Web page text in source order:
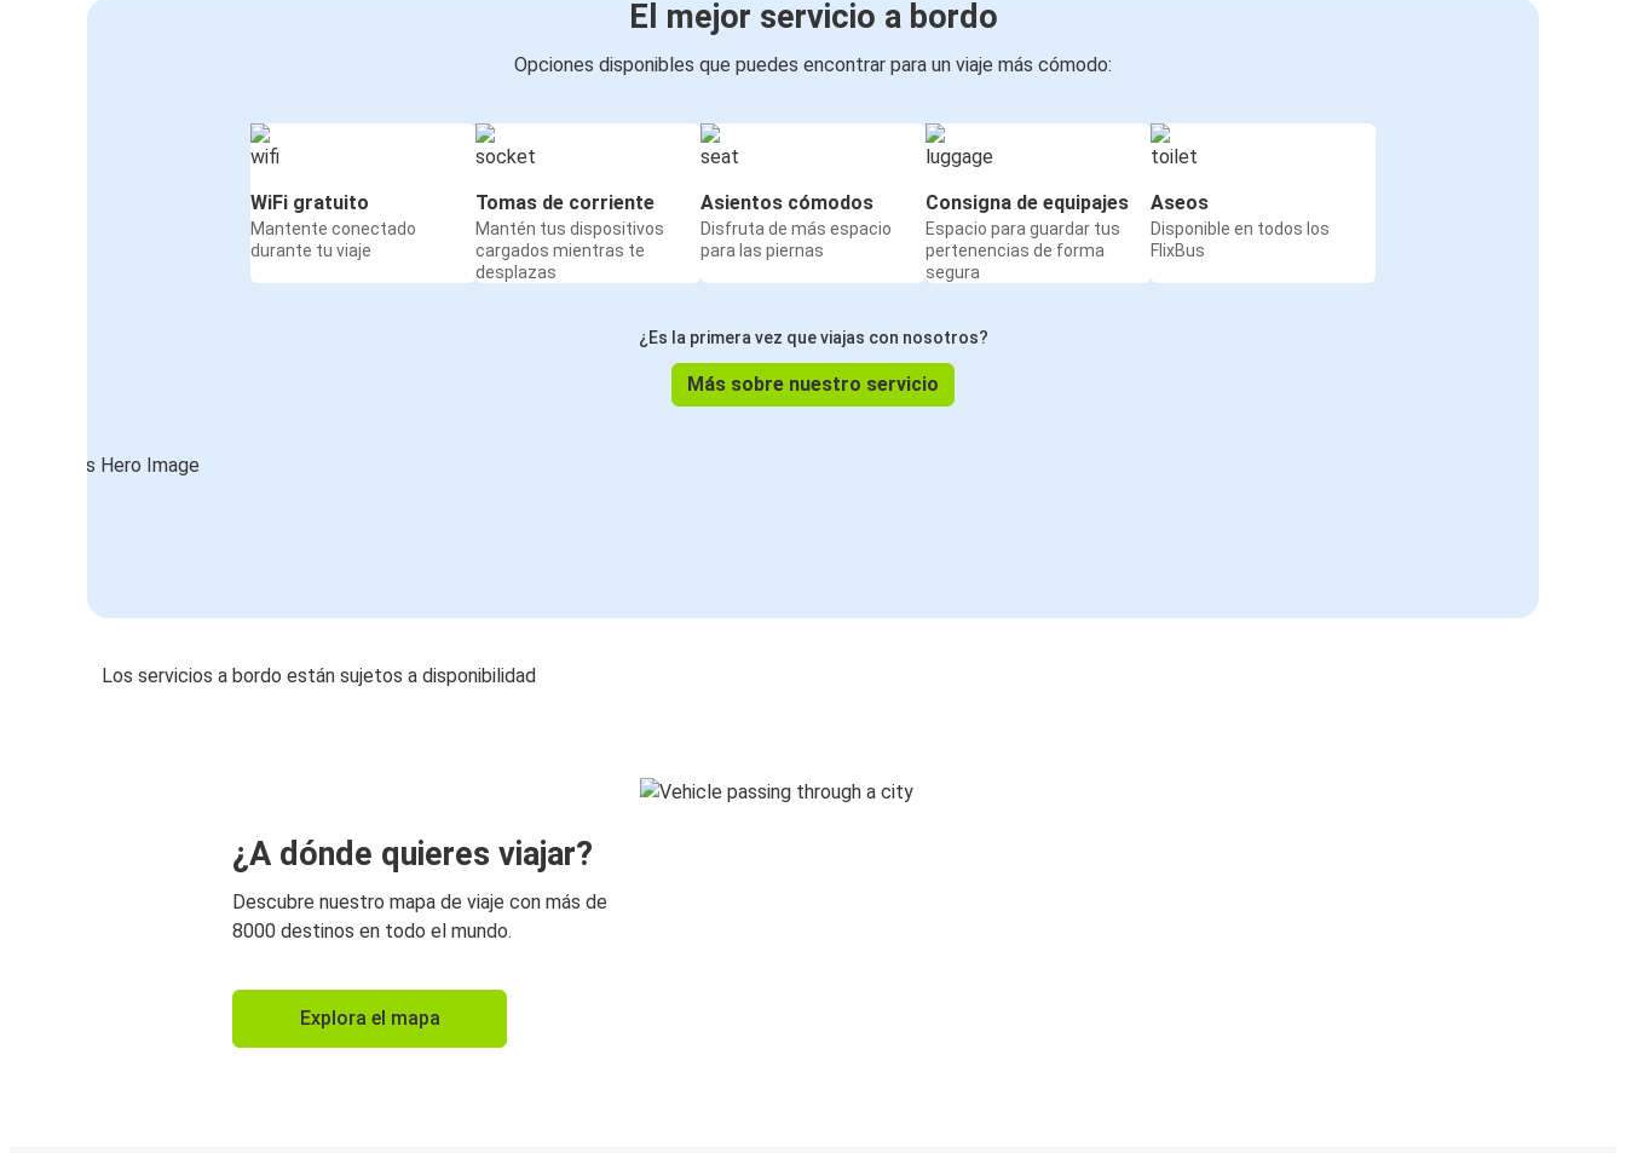
El mejor servicio a bordo
Opciones disponibles que puedes encontrar para un viaje más cómodo:
WiFi gratuito
Mantente conectado
durante tu viaje
Tomas de corriente
Mantén tus dispositivos
cargados mientras te
desplazas
Asientos cómodos
Disfruta de más espacio
para las piernas
Consigna de equipajes
Espacio para guardar tus
pertenencias de forma
segura
Aseos
Disponible en todos los
FlixBus
¿Es la primera vez que viajas con nosotros?
Más sobre nuestro servicio
Los servicios a bordo están sujetos a disponibilidad
¿A dónde quieres viajar?
Descubre nuestro mapa de viaje con más de
8000 destinos en todo el mundo.
Explora el mapa